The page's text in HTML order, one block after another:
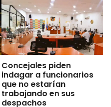
Concejales piden
indagar a funcionarios
que no estarían
trabajando en sus
despachos